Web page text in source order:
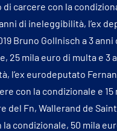
di carcere con la
di ineleggibilità, l’ex
Bruno Gollnisch a 3
25 mila euro di multa e 3
l’ex eurodeputato
con la condizionale e
del Fn, Wallerand de
condizionale, 50 mila